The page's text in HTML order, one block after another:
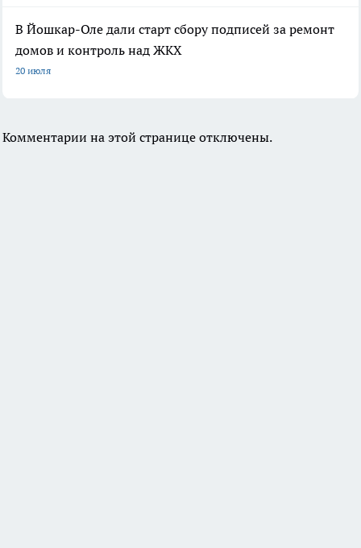
В Йошкар-Оле дали старт сбору подписей за ремонт
домов и контроль над ЖКХ
20 июля
Комментарии на этой странице отключены.